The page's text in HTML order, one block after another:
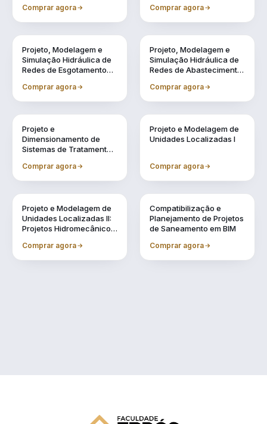
Comprar agora
Reservação
Comprar agora
Projeto, Modelagem e
Simulação Hidráulica de
Redes de Esgotamento
Comprar agora
Projeto, Modelagem e
Simulação Hidráulica de
Redes de Abastecimento
Comprar agora
Projeto e
Dimensionamento de
Sistemas de Tratamento
Comprar agora
Projeto e Modelagem de
Unidades Localizadas I
Comprar agora
Projeto e Modelagem de
Unidades Localizadas II:
Projetos Hidromecânicos
Comprar agora
Compatibilização e
Planejamento de Projetos
de Saneamento em BIM
Comprar agora